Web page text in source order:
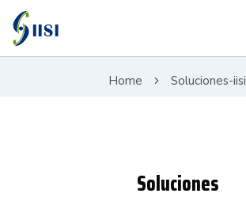
Home Soluciones-iisi
Soluciones